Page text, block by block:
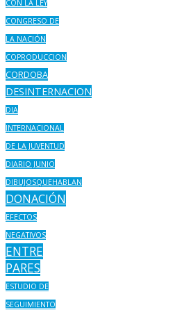
CON LA LEY
CONGRESO DE
LA NACIÓN
COPRODUCCION
CORDOBA
DESINTERNACION
DIA
INTERNACIONAL
DE LA JUVENTUD
DIARIO JUNIO
DIBUJOSQUEHABLAN
DONACIÓN
EFECTOS
NEGATIVOS
ENTRE
PARES
ESTUDIO DE
SEGUIMIENTO